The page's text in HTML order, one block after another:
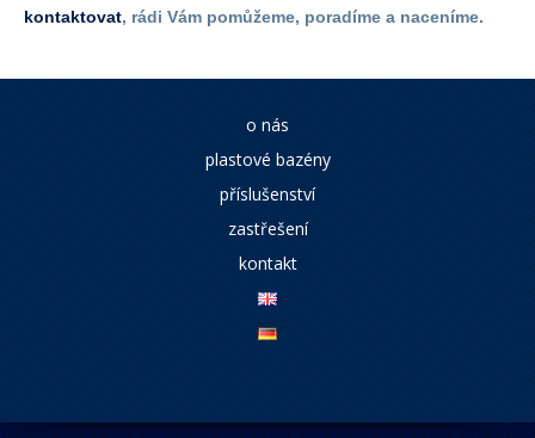
kontaktovat, rádi Vám pomůžeme, poradíme a naceníme.
o nás
plastové bazény
příslušenství
zastřešení
kontakt